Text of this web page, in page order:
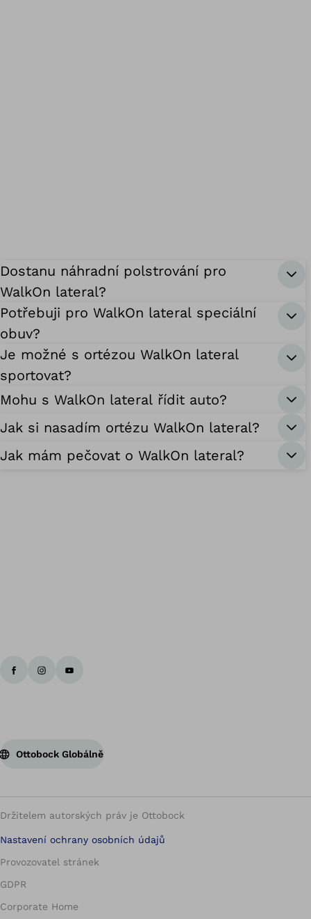
Dostanu náhradní polstrování pro
WalkOn lateral?
Potřebuji pro WalkOn lateral speciální
obuv?
Je možné s ortézou WalkOn lateral
sportovat?
Mohu s WalkOn lateral řídit auto?
Jak si nasadím ortézu WalkOn lateral?
Jak mám pečovat o WalkOn lateral?
Ottobock Globálně
Držitelem autorských práv je Ottobock
Nastavení ochrany osobních údajů
Provozovatel stránek
GDPR
Corporate Home